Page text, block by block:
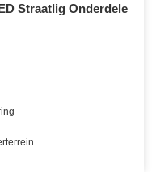
Straatlig Onderdele